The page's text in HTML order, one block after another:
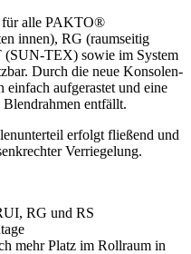
für alle PAKTO®
innen), RG (raumseitig
(SUN-TEX) sowie im System
Durch die neue Konsolen-
aufgerastet und eine
entfällt.
erfolgt fließend und
Verriegelung.
RG und RS
mehr Platz im Rollraum in